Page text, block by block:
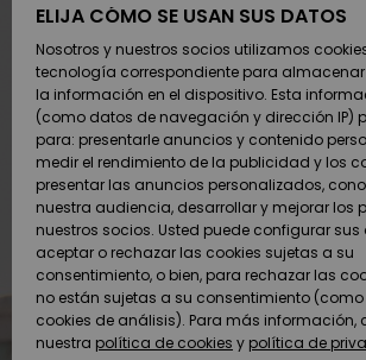
Zapatos y
chanclas
Surf
Snow
Novedades
Zapatos y
chanclas
Surf
Snow
Novedades
Destacados
Snow
SURF
Highlights
Comunidad
SNOW
Snow Niños
Tienda
Snow Mujer
Destacados
Comunidad
DOBLE
PROMO
Outlet
Mujer
AYUDA &
CONTACTO
Devoluciones
Pago
Tarjeta de
regalo
Quiksilver
Freedom
Protección de
datos
personales
ELIJA CÓMO SE USAN SUS DATOS
Nosotros y nuestros socios utilizamos
tecnología correspondiente para
la información en el dispositivo. Esta
(como datos de navegación y dirección IP)
para: presentarle anuncios y contenido
medir el rendimiento de la publicidad y los
presentar las anuncios personalizados,
nuestra audiencia, desarrollar y mejorar los
nuestros socios. Usted puede configurar
aceptar o rechazar las cookies sujetas a su
consentimiento, o bien, para rechazar las
no están sujetas a su consentimiento
cookies de análisis). Para más información,
nuestra política de cookies y política de